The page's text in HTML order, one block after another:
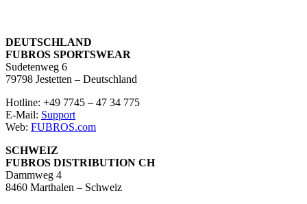
DEUTSCHLAND
FUBROS SPORTSWEAR
Sudetenweg 6
79798 Jestetten – Deutschland
Hotline: +49 7745 – 47 34 775
E-Mail: Support
Web: FUBROS.com
SCHWEIZ
FUBROS DISTRIBUTION CH
Dammweg 4
8460 Marthalen – Schweiz